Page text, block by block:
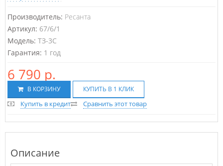
Производитель: Ресанта
Артикул: 67/6/1
Модель: ТЗ-3С
Гарантия: 1 год
6 790 р.
В КОРЗИНУ КУПИТЬ В 1 КЛИК
Купить в кредит Сравнить этот товар
Описание